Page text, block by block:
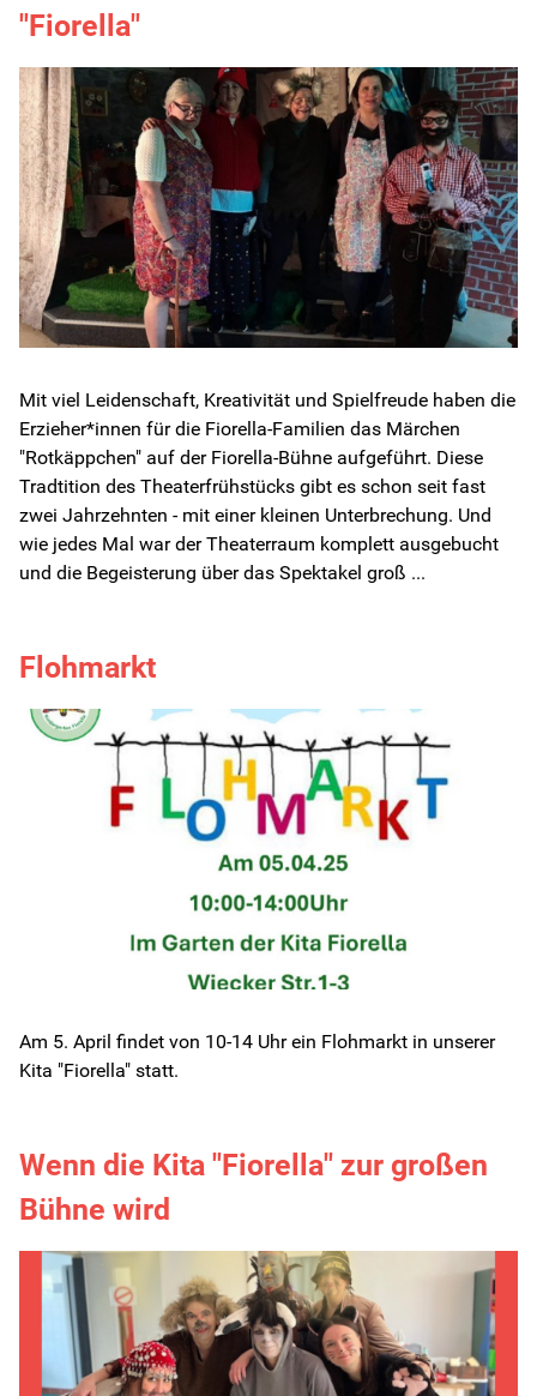
"Fiorella"
Mit viel Leidenschaft, Kreativität und Spielfreude haben die
Erzieher*innen für die Fiorella-Familien das Märchen
"Rotkäppchen" auf der Fiorella-Bühne aufgeführt. Diese
Tradtition des Theaterfrühstücks gibt es schon seit fast
zwei Jahrzehnten - mit einer kleinen Unterbrechung. Und
wie jedes Mal war der Theaterraum komplett ausgebucht
und die Begeisterung über das Spektakel groß ...
Flohmarkt
Am 5. April findet von 10-14 Uhr ein Flohmarkt in unserer
Kita "Fiorella" statt.
Wenn die Kita "Fiorella" zur großen
Bühne wird